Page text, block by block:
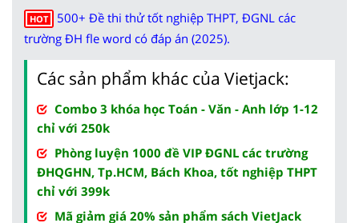
HOT
500+ Đề thi thử tốt nghiệp THPT, ĐGNL các
trường ĐH fle word có đáp án (2025).
Các sản phẩm khác của Vietjack:
Combo 3 khóa học Toán - Văn - Anh lớp 1-12
chỉ với 250k
Phòng luyện 1000 đề VIP ĐGNL các trường
ĐHQGHN, Tp.HCM, Bách Khoa, tốt nghiệp THPT
chỉ với 399k
Mã giảm giá 20% sản phẩm sách VietJack